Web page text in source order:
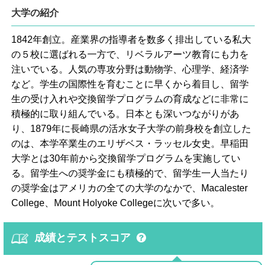
大学の紹介
1842年創立。産業界の指導者を数多く排出している私大
の５校に選ばれる一方で、リベラルアーツ教育にも力を
注いでいる。人気の専攻分野は動物学、心理学、経済学
など。学生の国際性を育むことに早くから着目し、留学
生の受け入れや交換留学プログラムの育成などに非常に
積極的に取り組んでいる。日本とも深いつながりがあ
り、1879年に長崎県の活水女子大学の前身校を創立した
のは、本学卒業生のエリザベス・ラッセル女史。早稲田
大学とは30年前から交換留学プログラムを実施してい
る。留学生への奨学金にも積極的で、留学生一人当たり
の奨学金はアメリカの全ての大学のなかで、Macalester
College、Mount Holyoke Collegeに次いで多い。
成績とテストスコア